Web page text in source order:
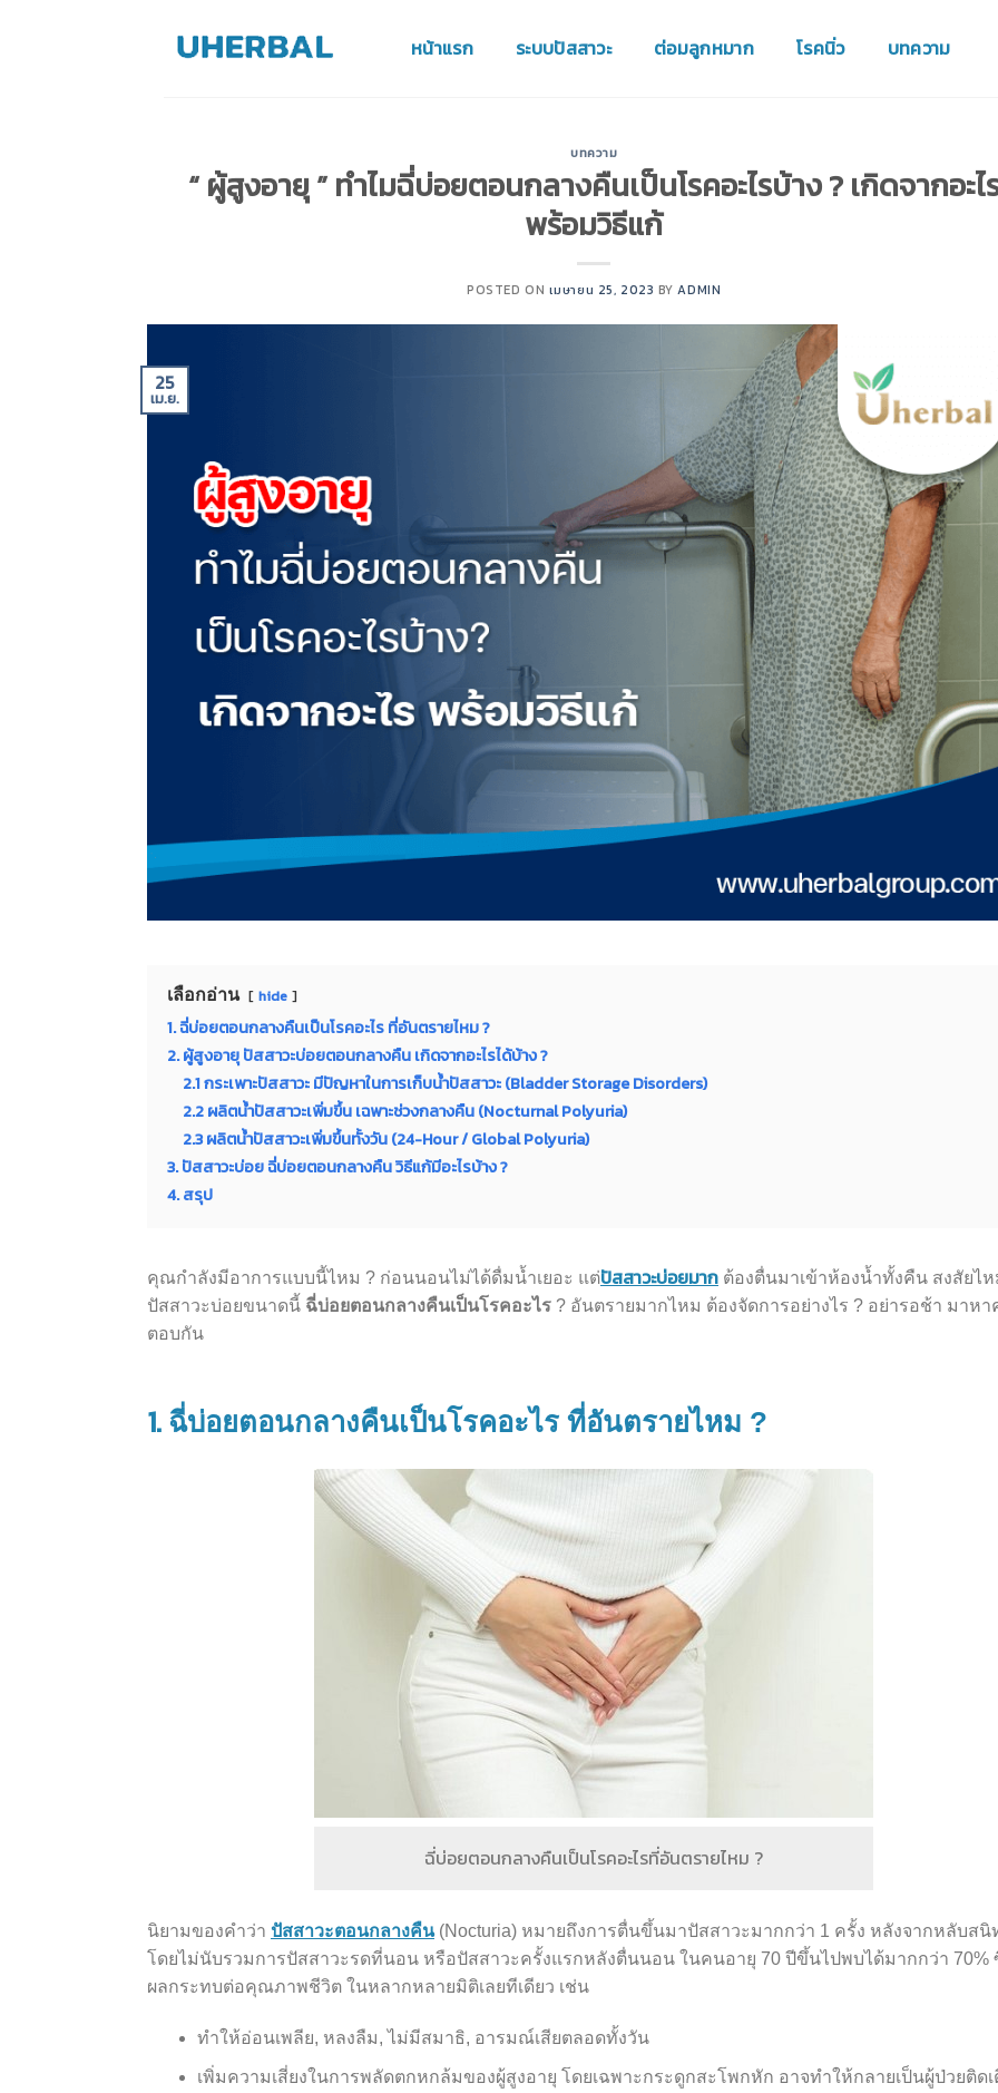
หน้าแรก ระบบปัสสาวะ ต่อมลูกหมาก โรคนิ่ว บทความ
บทความ
“ ผู้สูงอายุ ” ทำไมฉี่บ่อยตอนกลางคืนเป็นโรคอะไรบ้าง ? เกิดจากอะไ
พร้อมวิธีแก้
POSTED ON เมษายน 25, 2023 BYADMIN
25
เม.ย.
เลือกอ่าน hide
1. ฉี่บ่อยตอนกลางคืนเป็นโรคอะไร ที่อันตรายไหม ?
2. ผู้สูงอายุ ปัสสาวะบ่อยตอนกลางคืน เกิดจากอะไรได้บ้าง ?
2.1 กระเพาะปัสสาวะ มีปัญหาในการเก็บน้ำปัสสาวะ (Bladder Storage Disorders)
2.2 ผลิตน้ำปัสสาวะเพิ่มขึ้น เฉพาะช่วงกลางคืน (Nocturnal Polyuria)
2.3 ผลิตน้ำปัสสาวะเพิ่มขึ้นทั้งวัน (24-Hour / Global Polyuria)
3. ปัสสาวะบ่อย ฉี่บ่อยตอนกลางคืน วิธีแก้มีอะไรบ้าง ?
4. สรุป
คุณกำลังมีอาการแบบนี้ไหม ? ก่อนนอนไม่ได้ดื่มน้ำเยอะ แต่ปัสสาวะบ่อยมาก ต้องตื่นมาเข้าห้องน้ำทั้งคืน สงสัยไห
ปัสสาวะบ่อยขนาดนี้ ฉี่บ่อยตอนกลางคืนเป็นโรคอะไร ? อันตรายมากไหม ต้องจัดการอย่างไร ? อย่ารอช้า มาหา
ตอบกัน
1. ฉี่บ่อยตอนกลางคืนเป็นโรคอะไร ที่อันตรายไหม ?
ฉี่บ่อยตอนกลางคืนเป็นโรคอะไรที่อันตรายไหม ?
นิยามของคำว่า ปัสสาวะตอนกลางคืน (Nocturia) หมายถึงการตื่นขึ้นมาปัสสาวะมากกว่า 1 ครั้ง หลังจากหลับสนิ
โดยไม่นับรวมการปัสสาวะรดที่นอน หรือปัสสาวะครั้งแรกหลังตื่นนอน ในคนอายุ 70 ปีขึ้นไปพบได้มากกว่า 70%
ผลกระทบต่อคุณภาพชีวิต ในหลากหลายมิติเลยทีเดียว เช่น
ทำให้อ่อนเพลีย, หลงลืม, ไม่มีสมาธิ, อารมณ์เสียตลอดทั้งวัน
เพิ่มความเสี่ยงในการพลัดตกหกล้มของผู้สูงอายุ โดยเฉพาะกระดูกสะโพกหัก อาจทำให้กลายเป็นผู้ป่วยติดเ